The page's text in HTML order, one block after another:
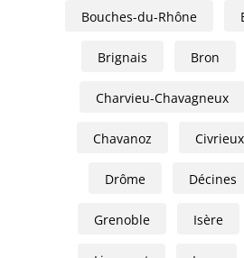
Bouches-du-Rhône
Brignais Bron
Charvieu-Chavagneux
Chavanoz Civrieux
Drôme Décines
Grenoble Isère